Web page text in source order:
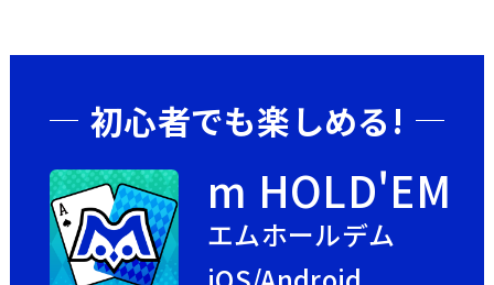
初心者でも楽しめる!
m HOLD'EM
エムホールデム